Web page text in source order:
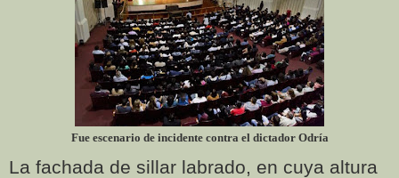
Fue escenario de incidente contra el dictador Odría
La fachada de sillar labrado, en cuya altura